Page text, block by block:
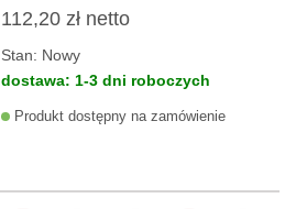
112,20 zł netto
Stan: Nowy
dostawa: 1-3 dni roboczych
Produkt dostępny na zamówienie